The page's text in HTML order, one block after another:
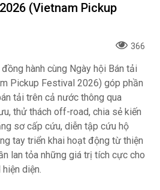
(Vietnam Pickup
366
hành cùng Ngày hội Bán tải
Pickup Festival 2026) góp phần
tải trên cả nước thông qua
thử thách off-road, chia sẻ kiến
sơ cấp cứu, diễn tập cứu hộ
tay triển khai hoạt động từ thiện
lan tỏa những giá trị tích cực cho
diện.